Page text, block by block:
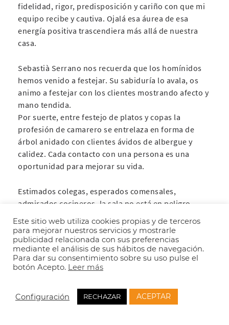
fidelidad, rigor, predisposición y cariño con que mi
equipo recibe y cautiva. Ojalá esa áurea de esa
energía positiva trascendiera más allá de nuestra
casa.
Sebastià Serrano nos recuerda que los homínidos
hemos venido a festejar. Su sabiduría lo avala, os
animo a festejar con los clientes mostrando afecto y
mano tendida.
Por suerte, entre festejo de platos y copas la
profesión de camarero se entrelaza en forma de
árbol anidado con clientes ávidos de albergue y
calidez. Cada contacto con una persona es una
oportunidad para mejorar su vida.
Estimados colegas, esperados comensales,
admirados cocineros, la sala no está en peligro,
sombreados, nunca muere, se reinventa y hoy
puede estar mejor que nunca. Déjense seducir.
Cookies Política de privacidad
Canal de Denuncia
Este sitio web utiliza cookies propias y de terceros
para mejorar nuestros servicios y mostrarle
publicidad relacionada con sus preferencias
mediante el análisis de sus hábitos de navegación.
Para dar su consentimiento sobre su uso pulse el
botón Acepto. Leer más
Configuración RECHAZAR ACEPTAR